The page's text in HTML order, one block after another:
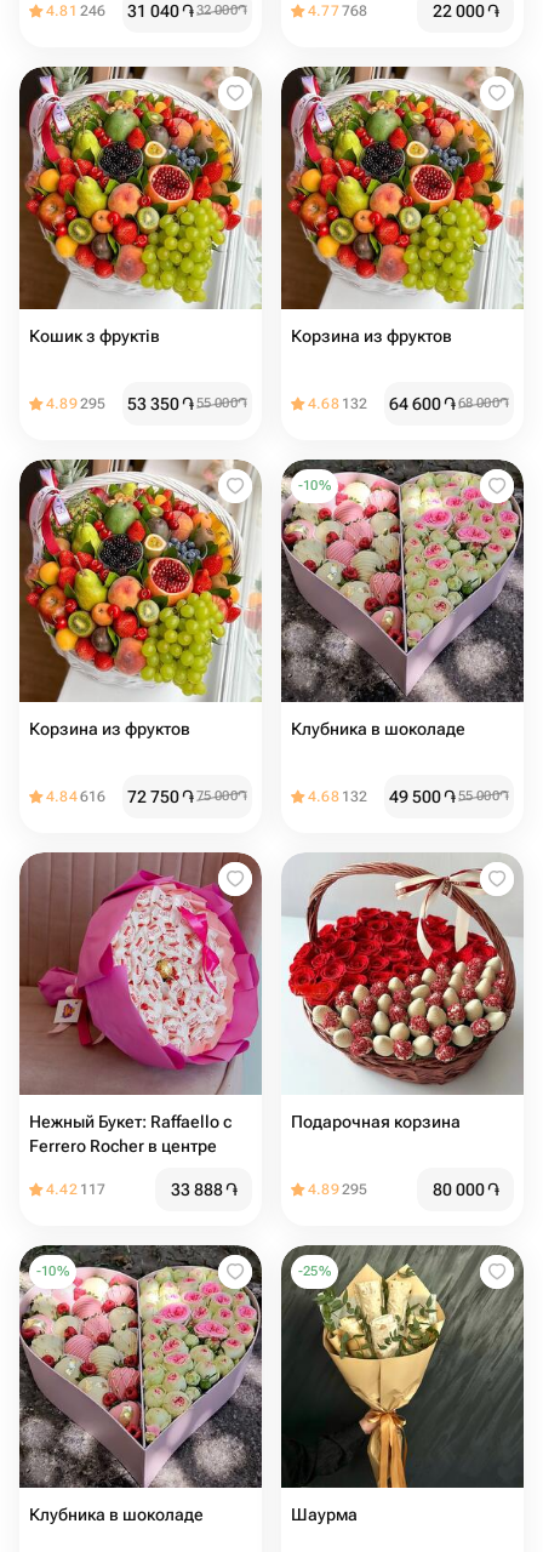
4.81 246 31 040֏32 000֏ 4.77768 22 000֏
Кошик з фруктів
4.89295 53 350֏55 000֏
Корзина из фруктов
4.68 132 64 600֏68 000֏
Корзина из фруктов
4.84616 72 750֏75 000֏
-10%
Клубника в шоколаде
4.68 132 49 500֏55 000֏
Нежный Букет: Raffaello с
Ferrero Rocher в центре
4.42 117 33 888֏
Подарочная корзина
4.89295 80 000֏
-10%
Клубника в шоколаде
-25%
Шаурма